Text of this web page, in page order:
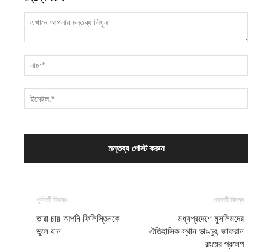
পূর্ববর্তী নিবন্ধ
তারা চায় আপনি ফিলিস্তিনকে
ভুলে যান
পরবর্তী নিবন্ধ
মধ্যপ্রদেশে মুসলিমদের
ঐতিহাসিক স্থান ভাঙচুর, জাফরান
রংয়ের প্রলেপ